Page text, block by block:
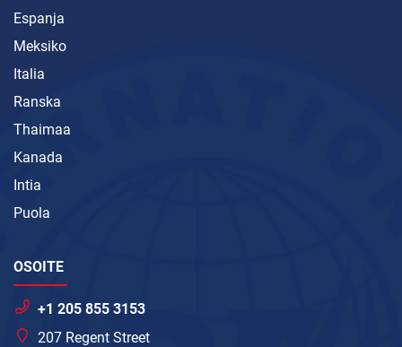
Espanja
Meksiko
Italia
Ranska
Thaimaa
Kanada
Intia
Puola
OSOITE
+1 205 855 3153
207 Regent Street